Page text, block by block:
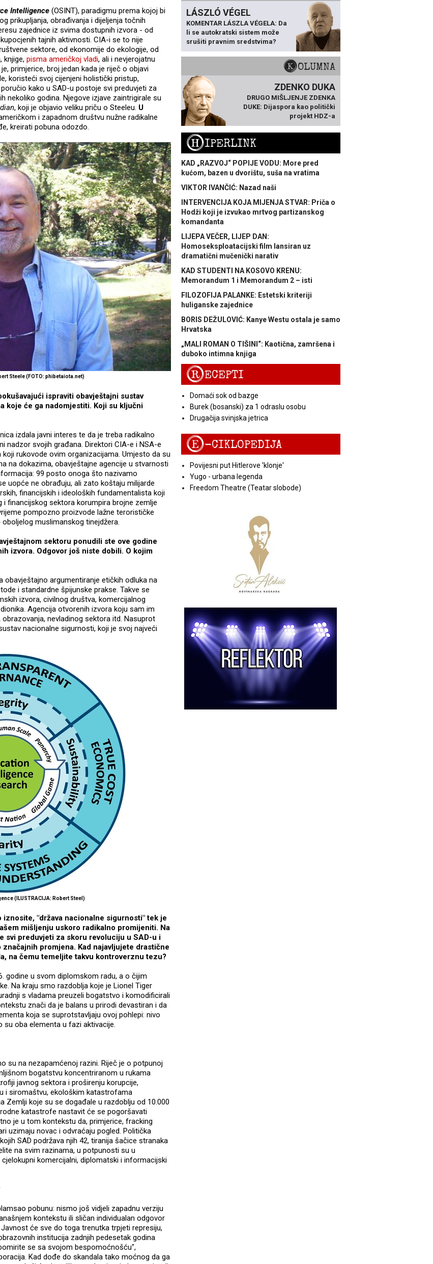
Intelligence (OSINT), paradigmu prema kojoj bi
prikupljanja, obrađivanja i dijeljenja točnih
zajednice iz svima dostupnih izvora - od
tajnih aktivnosti. CIA-i se to nije
sektore, od ekonomije do ekologije, od
knjige, pisma američkoj vladi, ali i nevjerojatnu
primjerice, broj jedan kada je riječ o objavi
koristeći svoj cijenjeni holistički pristup,
kako u SAD-u postoje svi preduvjeti za
nekoliko godina. Njegove izjave zaintrigirale su
, koji je objavio veliku priču o Steeleu. U
i zapadnom društvu nužne radikalne
kreirati pobuna odozdo.
Steele (FOTO: phibetaiota.net)
ispraviti obavještajni sustav
koje će ga nadomjestiti. Koji su ključni
izdala javni interes te da je treba radikalno
nadzor svojih građana. Direktori CIA-e i NSA-e
rukovode ovim organizacijama. Umjesto da su
na dokazima, obavještajne agencije u stvarnosti
99 posto onoga što nazivamo
uopće ne obrađuju, ali zato koštaju milijarde
financijskih i ideoloških fundamentalista koji
financijskog sektora korumpira brojne zemlje
pompozno proizvode lažne terorističke
muslimanskog tinejdžera.
sektoru ponudili ste ove godine
izvora. Odgovor još niste dobili. O kojim
argumentiranje etičkih odluka na
i standardne špijunske prakse. Takve se
izvora, civilnog društva, komercijalnog
Agencija otvorenih izvora koju sam im
nevladinog sektora itd. Nasuprot
nacionalne sigurnosti, koji je svoj najveći
(ILUSTRACIJA: Robert Steel)
"država nacionalne sigurnosti" tek je
mišljenju uskoro radikalno promijeniti. Na
svi preduvjeti za skoru revoluciju u SAD-u i
promjena. Kad najavljujete drastične
na čemu temeljite takvu kontroverznu tezu?
godine u svom diplomskom radu, a o čijim
Na kraju smo razdoblja koje je Lionel Tiger
s vladama preuzeli bogatstvo i komodificirali
znači da je balans u prirodi devastiran i da
koja se suprotstavljaju ovoj pohlepi: nivo
su oba elementa u fazi aktivacije.
su na nezapamćenoj razini. Riječ je o potpunoj
bogatstvu koncentriranom u rukama
javnog sektora i proširenju korupcije,
i siromaštvu, ekološkim katastrofama
Zemlji koje su se događale u razdoblju od 10.000
katastrofe nastavit će se pogoršavati
je u tom kontekstu da, primjerice, fracking
uzimaju novac i odvraćaju pogled. Politička
SAD podržava njih 42, tiranija šačice stranaka
na svim razinama, u potpunosti su u
komercijalni, diplomatski i informacijski
pobunu: nismo još vidjeli zapadnu verziju
kontekstu ili sličan individualan odgovor
će sve do toga trenutka trpjeti represiju,
institucija zadnjih pedesetak godina
se sa svojom bespomoćnošću",
Kad dođe do skandala tako moćnog da ga
LÁSZLÓ VÉGEL
KOMENTAR LÁSZLA VÉGELA: Da
li se autokratski sistem može
srušiti pravnim sredstvima?
KOLUMNA
ZDENKO DUKA
DRUGO MIŠLJENJE ZDENKA
DUKE: Dijaspora kao politički
projekt HDZ-a
HIPERLINK
KAD „RAZVOJ“ POPIJE VODU: More pred
kućom, bazen u dvorištu, suša na vratima
VIKTOR IVANČIĆ: Nazad naši
INTERVENCIJA KOJA MIJENJA STVAR: Priča o
Hodži koji je izvukao mrtvog partizanskog
komandanta
LIJEPA VEČER, LIJEP DAN:
Homoseksploatacijski film lansiran uz
dramatični mučenički narativ
KAD STUDENTI NA KOSOVO KRENU:
Memorandum 1 i Memorandum 2 – isti
FILOZOFIJA PALANKE: Estetski kriteriji
huliganske zajednice
BORIS DEŽULOVIĆ: Kanye Westu ostala je samo
Hrvatska
„MALI ROMAN O TIŠINI“: Kaotična, zamršena i
duboko intimna knjiga
RECEPTI
Domaći sok od bazge
Burek (bosanski) za 1 odraslu osobu
Drugačija svinjska jetrica
E-CIKLOPEDIJA
Povijesni put Hitlerove 'klonje'
Yugo - urbana legenda
Freedom Theatre (Teatar slobode)